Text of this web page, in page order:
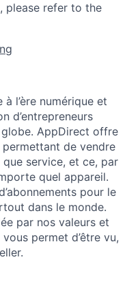
please refer to the
l’ère numérique et
d’entrepreneurs
AppDirect offre
permettant de vendre
service, et ce, par
quel appareil.
pour le
dans le monde.
par nos valeurs et
permet d’être vu,